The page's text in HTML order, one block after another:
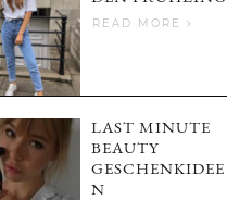
READ MORE
LAST MINUTE
BEAUTY
GESCHENKIDEE
N